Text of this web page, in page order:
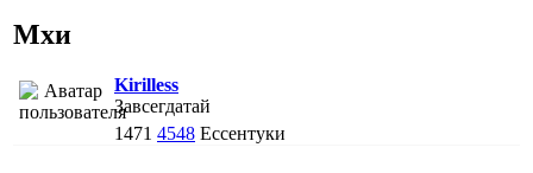
Мхи
Kirilless
Завсегдатай
1471 4548 Ессентуки